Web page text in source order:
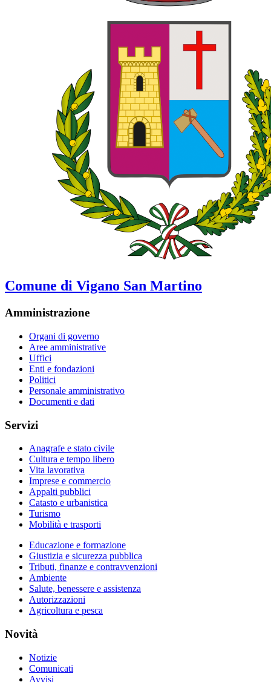
Comune di Vigano San Martino
Amministrazione
Organi di governo
Aree amministrative
Uffici
Enti e fondazioni
Politici
Personale amministrativo
Documenti e dati
Servizi
Anagrafe e stato civile
Cultura e tempo libero
Vita lavorativa
Imprese e commercio
Appalti pubblici
Catasto e urbanistica
Turismo
Mobilità e trasporti
Educazione e formazione
Giustizia e sicurezza pubblica
Tributi, finanze e contravvenzioni
Ambiente
Salute, benessere e assistenza
Autorizzazioni
Agricoltura e pesca
Novità
Notizie
Comunicati
Avvisi